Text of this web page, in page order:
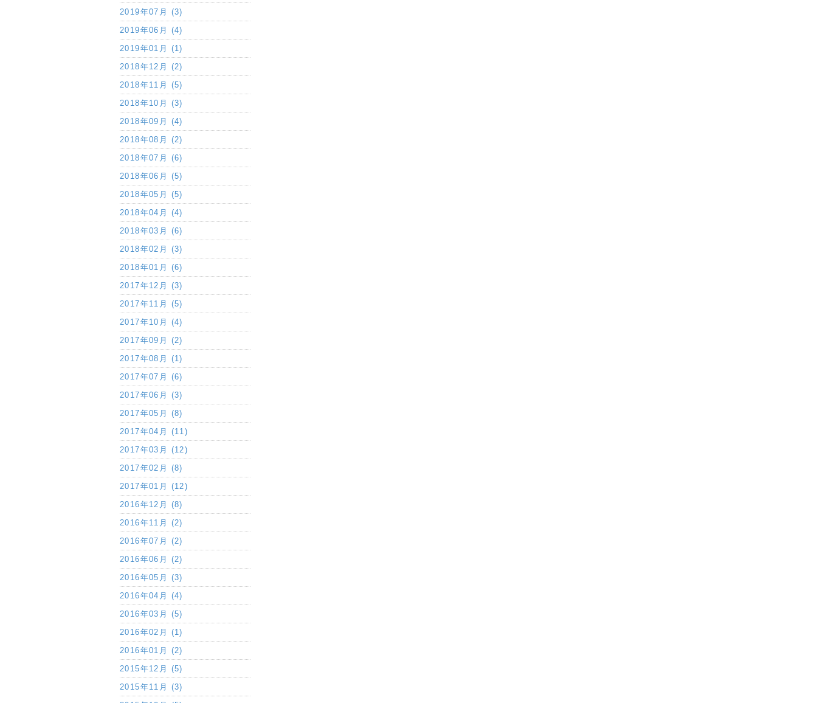
2019年07月 (3)
2019年06月 (4)
2019年01月 (1)
2018年12月 (2)
2018年11月 (5)
2018年10月 (3)
2018年09月 (4)
2018年08月 (2)
2018年07月 (6)
2018年06月 (5)
2018年05月 (5)
2018年04月 (4)
2018年03月 (6)
2018年02月 (3)
2018年01月 (6)
2017年12月 (3)
2017年11月 (5)
2017年10月 (4)
2017年09月 (2)
2017年08月 (1)
2017年07月 (6)
2017年06月 (3)
2017年05月 (8)
2017年04月 (11)
2017年03月 (12)
2017年02月 (8)
2017年01月 (12)
2016年12月 (8)
2016年11月 (2)
2016年07月 (2)
2016年06月 (2)
2016年05月 (3)
2016年04月 (4)
2016年03月 (5)
2016年02月 (1)
2016年01月 (2)
2015年12月 (5)
2015年11月 (3)